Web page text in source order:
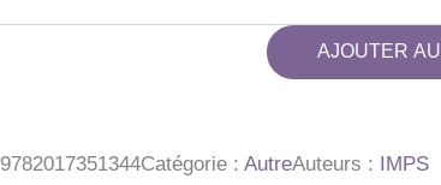
AJOUTER
9782017351344Catégorie : AutreAuteurs : IMPS